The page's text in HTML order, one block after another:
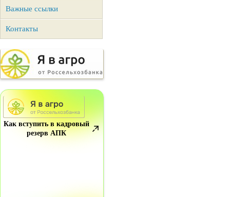
Важные ссылки
Контакты
Как вступить в кадровый
резерв АПК